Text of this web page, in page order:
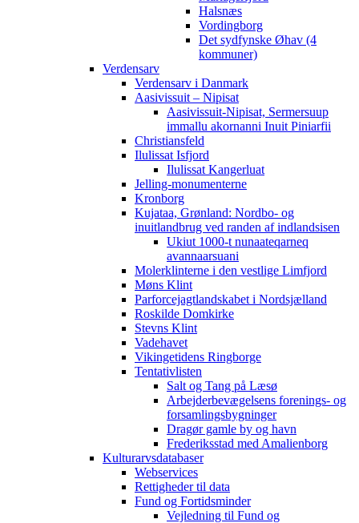
Halsnæs
Vordingborg
Det sydfynske Øhav (4
kommuner)
Verdensarv
Verdensarv i Danmark
Aasivissuit – Nipisat
Aasivissuit-Nipisat, Sermersuup
immallu akornanni Inuit Piniarfii
Christiansfeld
Ilulissat Isfjord
Ilulissat Kangerluat
Jelling-monumenterne
Kronborg
Kujataa, Grønland: Nordbo- og
inuitlandbrug ved randen af indlandsisen
Ukiut 1000-t nunaateqarneq
avannaarsuani
Molerklinterne i den vestlige Limfjord
Møns Klint
Parforcejagtlandskabet i Nordsjælland
Roskilde Domkirke
Stevns Klint
Vadehavet
Vikingetidens Ringborge
Tentativlisten
Salt og Tang på Læsø
Arbejderbevægelsens forenings- og
forsamlingsbygninger
Dragør gamle by og havn
Frederiksstad med Amalienborg
Kulturarvsdatabaser
Webservices
Rettigheder til data
Fund og Fortidsminder
Vejledning til Fund og